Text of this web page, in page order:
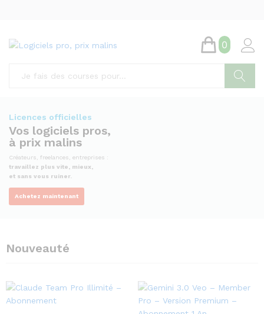
0
Licences officielles
Vos logiciels pros,
à prix malins
Créateurs, freelances, entreprises :
travaillez plus vite, mieux,
et sans vous ruiner.
Achetez maintenant
Nouveauté